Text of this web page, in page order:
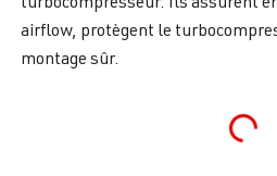
airflow, protègent le
montage sûr.
Loading...